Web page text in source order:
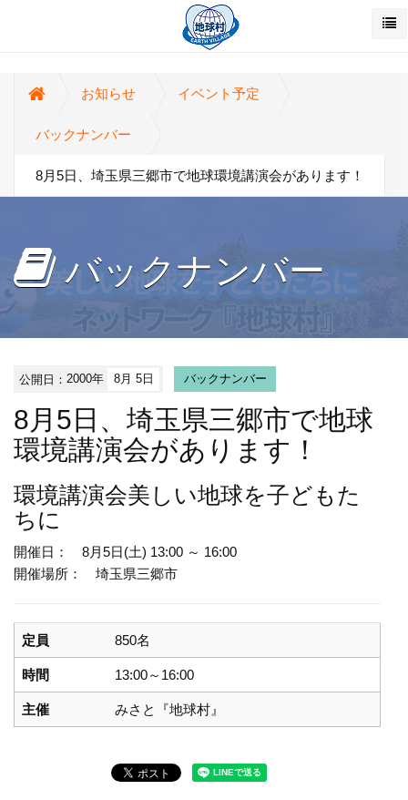
お知らせ イベント予定
バックナンバー
8月5日、埼玉県三郷市で地球環境講演会があります！
バックナンバー
公開日：2000年 8月 5日 バックナンバー
8月5日、埼玉県三郷市で地球
環境講演会があります！
環境講演会美しい地球を子どもた
ちに
開催日： 8月5日(土) 13:00 ～ 16:00
開催場所： 埼玉県三郷市
定員 850名
時間 13:00～16:00
主催 みさと『地球村』